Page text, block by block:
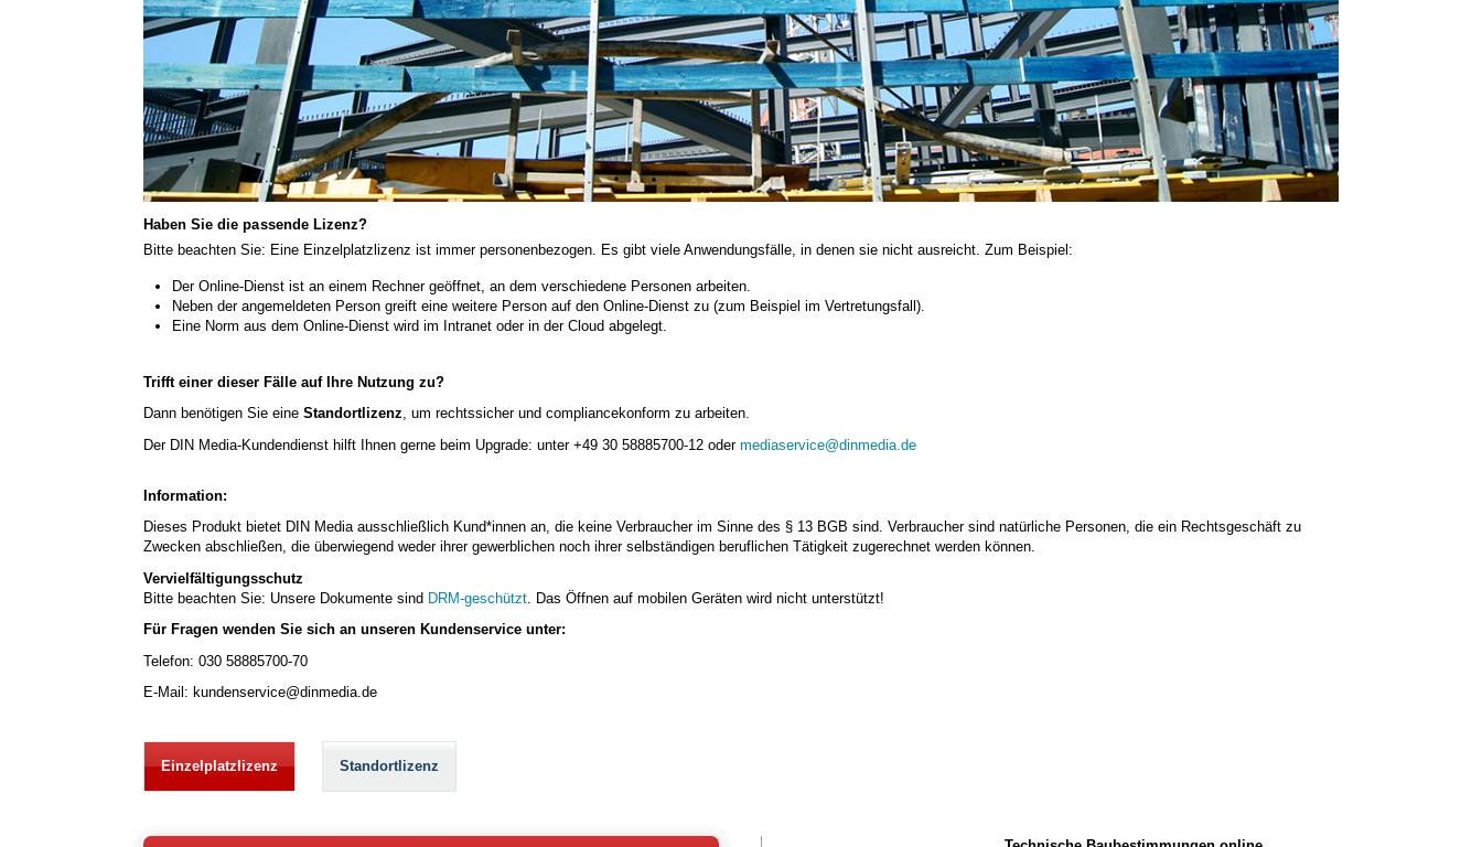
Haben Sie die passende Lizenz?
Bitte beachten Sie: Eine Einzelplatzlizenz ist immer personenbezogen. Es gibt viele Anwendungsfälle, in denen sie nicht ausreicht. Zum Beispiel:
Der Online-Dienst ist an einem Rechner geöffnet, an dem verschiedene Personen arbeiten.
Neben der angemeldeten Person greift eine weitere Person auf den Online-Dienst zu (zum Beispiel im Vertretungsfall).
Eine Norm aus dem Online-Dienst wird im Intranet oder in der Cloud abgelegt.
Trifft einer dieser Fälle auf Ihre Nutzung zu?
Dann benötigen Sie eine Standortlizenz, um rechtssicher und compliancekonform zu arbeiten.
Der DIN Media-Kundendienst hilft Ihnen gerne beim Upgrade: unter +49 30 58885700-12 oder mediaservice@dinmedia.de
Information:
Dieses Produkt bietet DIN Media ausschließlich Kund*innen an, die keine Verbraucher im Sinne des § 13 BGB sind. Verbraucher sind natürliche Personen, die ein Rechtsgeschäft zu
Zwecken abschließen, die überwiegend weder ihrer gewerblichen noch ihrer selbständigen beruflichen Tätigkeit zugerechnet werden können.
Vervielfältigungsschutz
Bitte beachten Sie: Unsere Dokumente sind DRM-geschützt . Das Öffnen auf mobilen Geräten wird nicht unterstützt!
Für Fragen wenden Sie sich an unseren Kundenservice unter:
Telefon: 030 58885700-70
E-Mail: kundenservice@dinmedia.de
Einzelplatzlizenz Standortlizenz